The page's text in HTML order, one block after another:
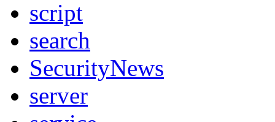
script
search
SecurityNews
server